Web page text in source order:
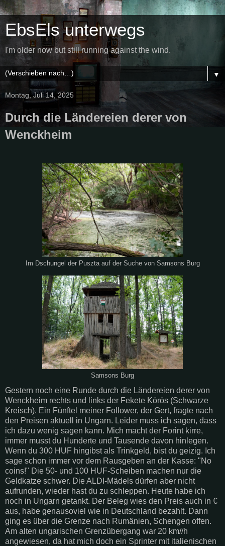
EbsEls unterwegs
I'm older now but still running against the wind.
▼
Montag, Juli 14, 2025
Durch die Ländereien derer von
Wenckheim
Im Dschungel der Puszta auf der Suche von Samsons Burg
Samsons Burg
Gestern noch eine Runde durch die Ländereien derer von
Wenckheim rechts und links der Fekete Körös (Schwarze
Kreisch). Ein Fünftel meiner Follower, der Gert, fragte nach
den Preisen aktuell in Ungarn. Leider muss ich sagen, dass
ich dazu wenig sagen kann. Mich macht der Forint kirre,
immer musst du Hunderte und Tausende davon hinlegen.
Wenn du 300 HUF hingibst als Trinkgeld, bist du geizig. Ich
sage schon immer vor dem Rausgeben an der Kasse: "No
coins!" Die 50- und 100 HUF-Scheiben machen nur die
Geldkatze schwer. Die ALDI-Mädels dürfen aber nicht
aufrunden, wieder hast du zu schleppen. Heute habe ich
noch in Ungarn getankt. Der Beleg wies den Preis auch in €
aus, habe genausoviel wie in Deutschland bezahlt. Dann
ging es über die Grenze nach Rumänien, Schengen offen.
Am alten ungarischen Grenzübergang war 20 km//h
angewiesen, da hat mich doch ein Sprinter mit italienischen